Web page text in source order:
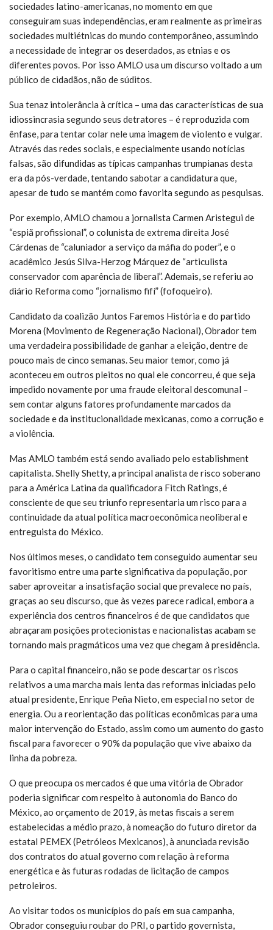
sociedades latino-americanas, no momento em que
conseguiram suas independências, eram realmente as primeiras
sociedades multiétnicas do mundo contemporâneo, assumindo
a necessidade de integrar os deserdados, as etnias e os
diferentes povos. Por isso AMLO usa um discurso voltado a um
público de cidadãos, não de súditos.
Sua tenaz intolerância à crítica – uma das características de sua
idiossincrasia segundo seus detratores – é reproduzida com
ênfase, para tentar colar nele uma imagem de violento e vulgar.
Através das redes sociais, e especialmente usando notícias
falsas, são difundidas as típicas campanhas trumpianas desta
era da pós-verdade, tentando sabotar a candidatura que,
apesar de tudo se mantém como favorita segundo as pesquisas.
Por exemplo, AMLO chamou a jornalista Carmen Aristegui de
“espiã profissional”, o colunista de extrema direita José
Cárdenas de “caluniador a serviço da máfia do poder”, e o
acadêmico Jesús Silva-Herzog Márquez de “articulista
conservador com aparência de liberal”. Ademais, se referiu ao
diário Reforma como “jornalismo fifí” (fofoqueiro).
Candidato da coalizão Juntos Faremos História e do partido
Morena (Movimento de Regeneração Nacional), Obrador tem
uma verdadeira possibilidade de ganhar a eleição, dentre de
pouco mais de cinco semanas. Seu maior temor, como já
aconteceu em outros pleitos no qual ele concorreu, é que seja
impedido novamente por uma fraude eleitoral descomunal –
sem contar alguns fatores profundamente marcados da
sociedade e da institucionalidade mexicanas, como a corrução e
a violência.
Mas AMLO também está sendo avaliado pelo establishment
capitalista. Shelly Shetty, a principal analista de risco soberano
para a América Latina da qualificadora Fitch Ratings, é
consciente de que seu triunfo representaria um risco para a
continuidade da atual política macroeconômica neoliberal e
entreguista do México.
Nos últimos meses, o candidato tem conseguido aumentar seu
favoritismo entre uma parte significativa da população, por
saber aproveitar a insatisfação social que prevalece no país,
graças ao seu discurso, que às vezes parece radical, embora a
experiência dos centros financeiros é de que candidatos que
abraçaram posições protecionistas e nacionalistas acabam se
tornando mais pragmáticos uma vez que chegam à presidência.
Para o capital financeiro, não se pode descartar os riscos
relativos a uma marcha mais lenta das reformas iniciadas pelo
atual presidente, Enrique Peña Nieto, em especial no setor de
energia. Ou a reorientação das políticas econômicas para uma
maior intervenção do Estado, assim como um aumento do gasto
fiscal para favorecer o 90% da população que vive abaixo da
linha da pobreza.
O que preocupa os mercados é que uma vitória de Obrador
poderia significar com respeito à autonomia do Banco do
México, ao orçamento de 2019, às metas fiscais a serem
estabelecidas a médio prazo, à nomeação do futuro diretor da
estatal PEMEX (Petróleos Mexicanos), à anunciada revisão
dos contratos do atual governo com relação à reforma
energética e às futuras rodadas de licitação de campos
petroleiros.
Ao visitar todos os municípios do país em sua campanha,
Obrador conseguiu roubar do PRI, o partido governista,